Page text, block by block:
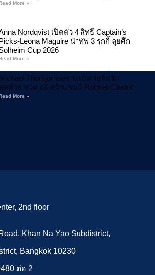
More »
Nordqvist เปิดตัว 4 สิทธิ์ Captain’s
Picks-Leona Maguire นำทัพ 3 รุกกี้ ลุยศึก
Solheim Cup 2026
More »
Michael Thorbjornsen ระเบิดฟอร์มวัน
สุดท้าย หวด 63 คว้าแชมป์ Rocket Classic
More »
2nd floor
Khan Na Yao Subdistrict,
Bangkok 10230
ต่อ 2